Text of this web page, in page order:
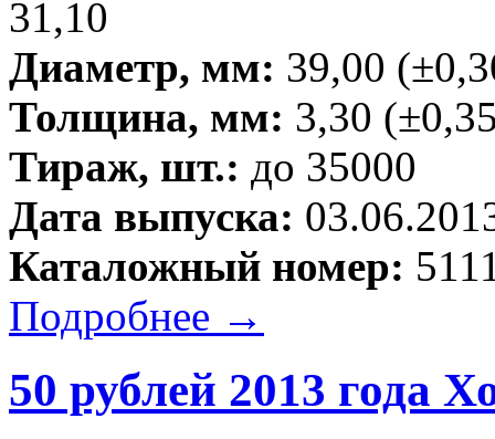
31,10
Диаметр, мм: 39,00
Толщина, мм: 3,30
Тираж, шт.: до 35000
Дата выпуска:
Каталожный номер:
Подробнее →
50 рублей 2013 года